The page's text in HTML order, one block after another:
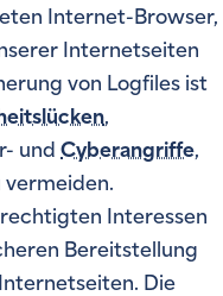
Internet-Browser,
Internetseiten
von Logfiles ist
,
und Cyberangriffe,
vermeiden.
Interessen
Bereitstellung
Die